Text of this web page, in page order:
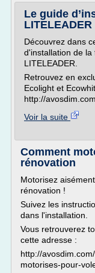
Le guide
LITELEADER
Découvrez dans
d'installation de la
LITELEADER.
Retrouvez en
Ecolight et
http://
Voir la suite
Comment
rénovation
Motorisez
rénovation !
Suivez les
dans l'installation.
Vous retrouverez
cette adresse :
http://
motorises-pour-